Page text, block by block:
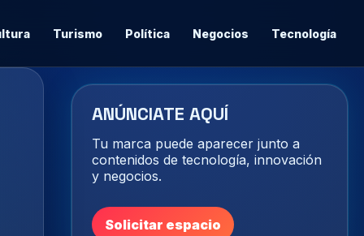
Turismo Política Negocios Tecnología
ANÚNCIATE AQUÍ
Tu marca puede aparecer junto a
contenidos de tecnología, innovación
y negocios.
Solicitar espacio